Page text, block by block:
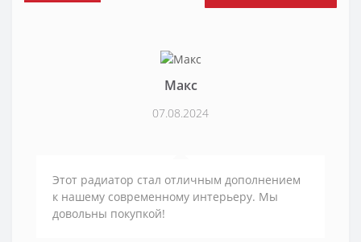
Макс
07.08.2024
Этот радиатор стал отличным дополнением
к нашему современному интерьеру. Мы
довольны покупкой!